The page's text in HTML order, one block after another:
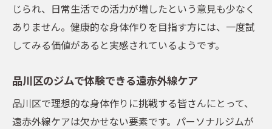
じられ、日常生活での活力が増したという意見も少なく
ありません。健康的な身体作りを目指す方には、一度試
してみる価値があると実感されているようです。
品川区のジムで体験できる遠赤外線ケア
品川区で理想的な身体作りに挑戦する皆さんにとって、
遠赤外線ケアは欠かせない要素です。パーソナルジムが